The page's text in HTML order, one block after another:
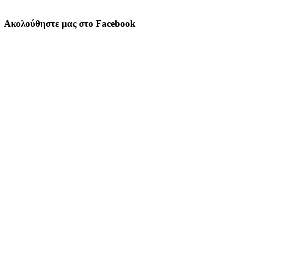
Ακολούθηστε μας στο Facebook